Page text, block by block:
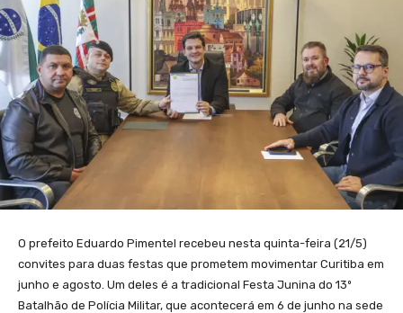
O prefeito Eduardo Pimentel recebeu nesta quinta-feira (21/5)
convites para duas festas que prometem movimentar Curitiba em
junho e agosto. Um deles é a tradicional Festa Junina do 13º
Batalhão de Polícia Militar, que acontecerá em 6 de junho na sede